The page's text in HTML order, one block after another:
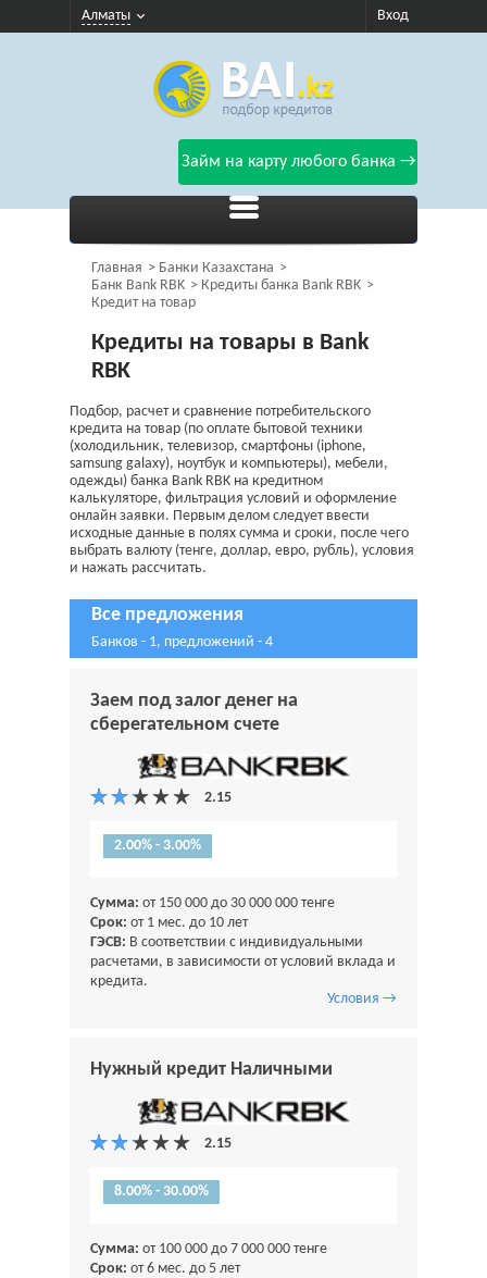
Алматы Вход
Займ на карту любого банка →
Главная
Банки Казахстана
Банк Bank RBK
Кредиты банка Bank RBK
Кредит на товар
Кредиты на товары в Bank
RBK
Подбор, расчет и сравнение потребительского
кредита на товар (по оплате бытовой техники
(холодильник, телевизор, смартфоны (iphone,
samsung galaxy), ноутбук и компьютеры), мебели,
одежды) банка Bank RBK на кредитном
калькуляторе, фильтрация условий и оформление
онлайн заявки. Первым делом следует ввести
исходные данные в полях сумма и сроки, после чего
выбрать валюту (тенге, доллар, евро, рубль), условия
и нажать рассчитать.
Все предложения
Банков - 1, предложений - 4
Заем под залог денег на
сберегательном счете
2.00% - 3.00%
Сумма: от 150 000 до 30 000 000 тенге
Срок: от 1 мес. до 10 лет
ГЭСВ: В соответствии с индивидуальными
расчетами, в зависимости от условий вклада и
кредита.
Условия →
Нужный кредит Наличными
8.00% - 30.00%
Сумма: от 100 000 до 7 000 000 тенге
Срок: от 6 мес. до 5 лет